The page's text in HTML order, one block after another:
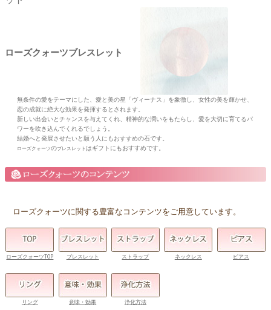
ローズクォーツブレスレット
無条件の愛をテーマにした、愛と美の星「ヴィーナス」を象徴し、女性の美を輝かせ、
恋の成就に絶大な効果を発揮するとされます。
新しい出会いとチャンスを与えてくれ、精神的な潤いをもたらし、愛を大切に育てるパ
ワーを吹き込んでくれるでしょう。
結婚へと発展させたいと願う人にもおすすめの石です。
ローズクォーツのブレスレットはギフトにもおすすめです。
ローズクォーツに関する豊富なコンテンツをご用意しています。
ローズクォーツTOP ブレスレット ストラップ ネックレス ピアス
リング 意味・効果 浄化方法